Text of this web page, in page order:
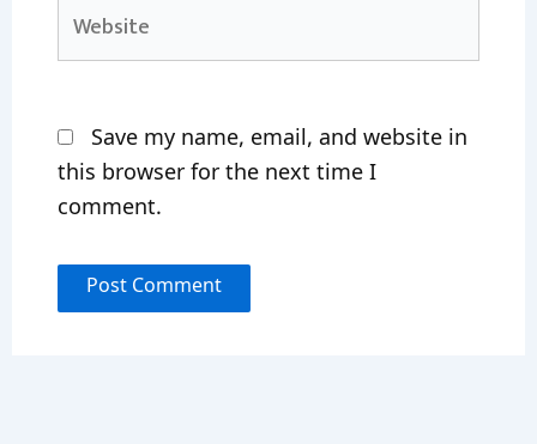
Website
Save my name, email, and website in
this browser for the next time I
comment.